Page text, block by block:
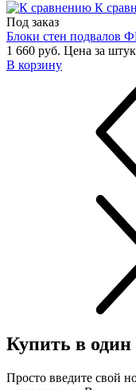
К
Под заказ
Блоки стен подвалов
1 660 руб. Цена за
В корзину
Купить в
Просто введите свой